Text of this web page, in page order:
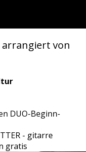
arrangiert von
DUO-Beginn-
- gitarre
gratis